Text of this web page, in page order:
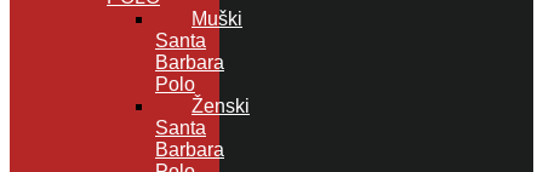
Muški
Santa
Barbara
Polo
Ženski
Santa
Barbara